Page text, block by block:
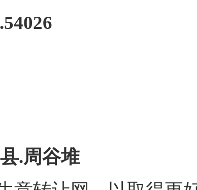
.周谷堆